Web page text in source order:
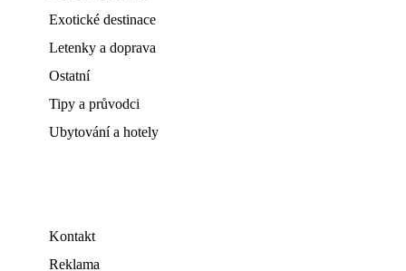
Exotické destinace
Letenky a doprava
Ostatní
Tipy a průvodci
Ubytování a hotely
Kontakt
Reklama